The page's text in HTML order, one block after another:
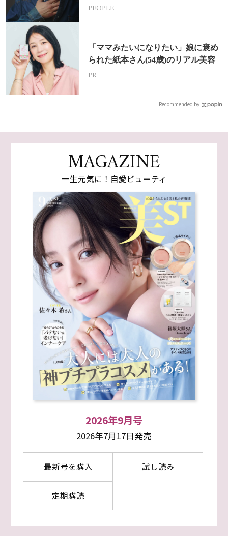
挑戦
PEOPLE
「ママみたいになりたい」娘に褒め
られた紙本さん(54歳)のリアル美容
PR
Recommended by
MAGAZINE
一生元気に！自愛ビューティ
2026年9月号
2026年7月17日発売
最新号を購入 試し読み
定期購読